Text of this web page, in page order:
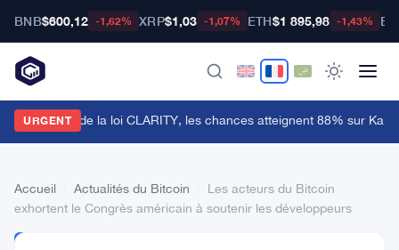
BNB$600,12 -1,62% XRP$1,03 -1,07% ETH$1 895,98 -1,43%
URGENT
Sénat retarde la loi CLARITY, les chances atteignent 88% sur
Accueil Actualités du Bitcoin
Les acteurs du Bitcoin
exhortent le Congrès américain à soutenir les développeurs